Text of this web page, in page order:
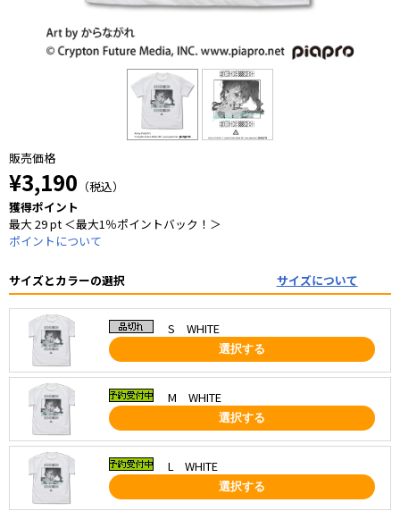
販売価格
¥3,190 （税込）
獲得ポイント
最大 29 pt ＜最大1％ポイントバック！＞
ポイントについて
サイズとカラーの選択 サイズについて
S WHITE
選択する
M WHITE
選択する
L WHITE
選択する